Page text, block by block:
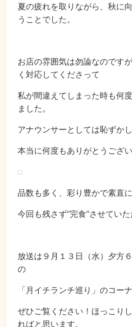
夏の疲れを取りながら、秋に
うことでした。
お店の雰囲気は勿論なのです
く対応してくださって
私が間違えてしまった時も何
ました。
アナウンサーとしては恥ずか
本当に何度もありがとうござい
品数も多く、彩り豊かで素直
今回も残さず”完食”させていた
放送は９月１３日（水）夕方
の
「月イチランチ巡り」のコー
ぜひご覧ください！ほっこり
ればと思います。